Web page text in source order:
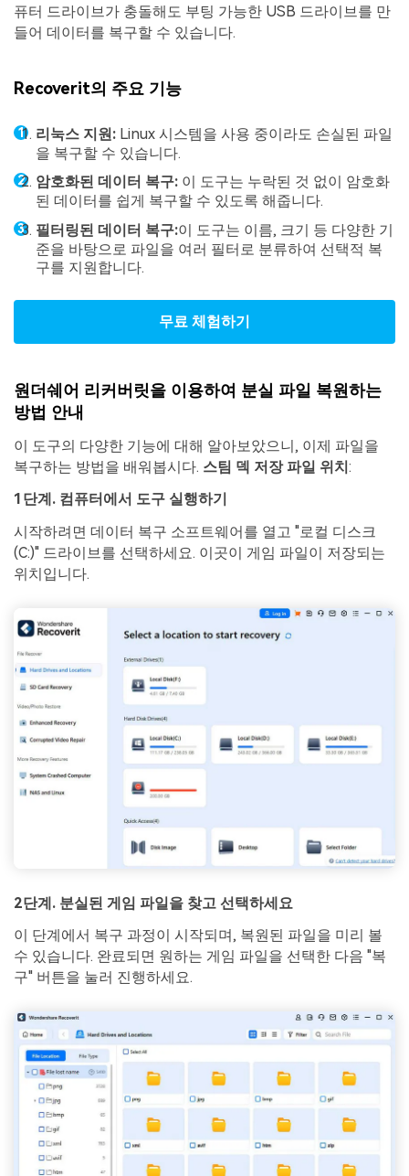
퓨터 드라이브가 충돌해도 부팅 가능한 USB 드라이브를 만
들어 데이터를 복구할 수 있습니다.
Recoverit의 주요 기능
리눅스 지원: Linux 시스템을 사용 중이라도 손실된 파일
을 복구할 수 있습니다.
암호화된 데이터 복구: 이 도구는 누락된 것 없이 암호화
된 데이터를 쉽게 복구할 수 있도록 해줍니다.
필터링된 데이터 복구:이 도구는 이름, 크기 등 다양한 기
준을 바탕으로 파일을 여러 필터로 분류하여 선택적 복
구를 지원합니다.
무료 체험하기
원더쉐어 리커버릿을 이용하여 분실 파일 복원하는
방법 안내
이 도구의 다양한 기능에 대해 알아보았으니, 이제 파일을
복구하는 방법을 배워봅시다. 스팀 덱 저장 파일 위치:
1단계. 컴퓨터에서 도구 실행하기
시작하려면 데이터 복구 소프트웨어를 열고 "로컬 디스크
(C:)" 드라이브를 선택하세요. 이곳이 게임 파일이 저장되는
위치입니다.
2단계. 분실된 게임 파일을 찾고 선택하세요
이 단계에서 복구 과정이 시작되며, 복원된 파일을 미리 볼
수 있습니다. 완료되면 원하는 게임 파일을 선택한 다음 "복
구" 버튼을 눌러 진행하세요.